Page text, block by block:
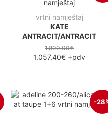
vrtni namještaj
KATE
ANTRACIT/ANTRACIT
1.800,00€
1.057,40€ +pdv
-